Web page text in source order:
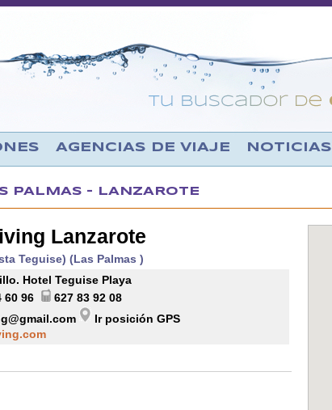
AGENCIAS DE VIAJE NOTICIAS
PALMAS - LANZAROTE
Lanzarote
Teguise) (Las Palmas )
Hotel Teguise Playa
60 96
627 83 92 08
Ir posición GPS